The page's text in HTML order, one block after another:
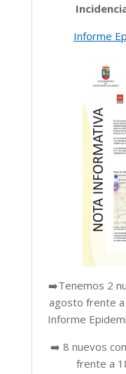
Informe
➡️Tenemos 2
agosto frente
Informe
➡️ 8 nuevos
frente a